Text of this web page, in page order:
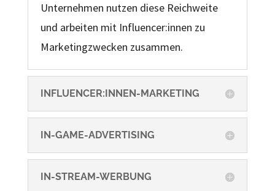
Unternehmen nutzen diese Reichweite
und arbeiten mit Influencer:innen zu
Marketingzwecken zusammen.
INFLUENCER:INNEN-MARKETING
IN-GAME-ADVERTISING
IN-STREAM-WERBUNG